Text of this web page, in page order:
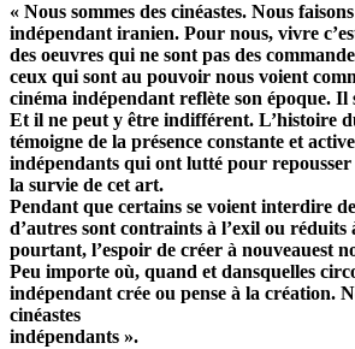
« Nous sommes des cinéastes. Nous
indépendant iranien. Pour nous, vivre
des oeuvres qui ne sont pas des
ceux qui sont au pouvoir nous voient
cinéma indépendant reflète son époque. Il
Et il ne peut y être indifférent. L’histoire
témoigne de la présence constante et
indépendants qui ont lutté pour
la survie de cet art.
Pendant que certains se voient interdire
d’autres sont contraints à l’exil ou réduits
pourtant, l’espoir de créer à nouveauest
Peu importe où, quand et dansquelles
indépendant crée ou pense à la création.
cinéastes
indépendants ».